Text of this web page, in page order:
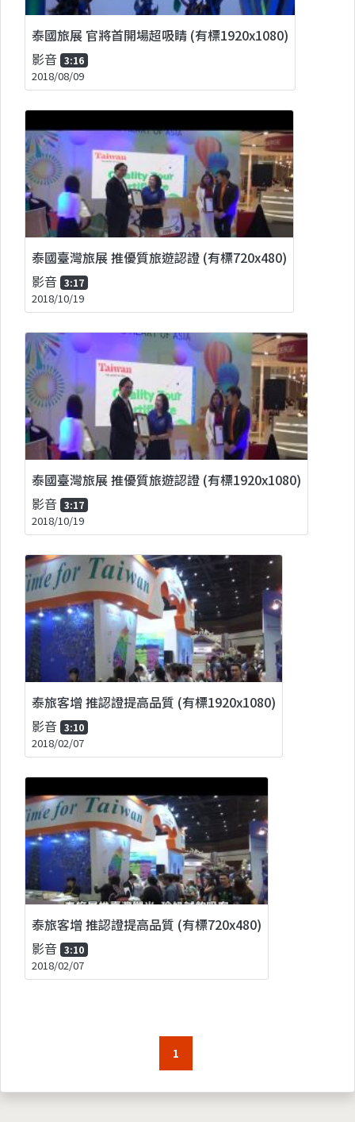
泰國旅展 官將首開場超吸睛 (有標1920x1080)
影音 3:16
2018/08/09
泰國臺灣旅展 推優質旅遊認證 (有標720x480)
影音 3:17
2018/10/19
泰國臺灣旅展 推優質旅遊認證 (有標1920x1080)
影音 3:17
2018/10/19
泰旅客增 推認證提高品質 (有標1920x1080)
影音 3:10
2018/02/07
泰旅客增 推認證提高品質 (有標720x480)
影音 3:10
2018/02/07
1